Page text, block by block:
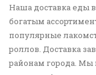
Наша доставка еды
богатым
популярные
роллов. Доставка
районам города. Мы